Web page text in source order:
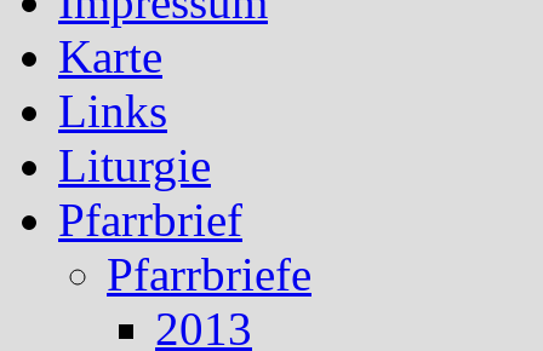
Karte
Links
Liturgie
Pfarrbrief
Pfarrbriefe
2013